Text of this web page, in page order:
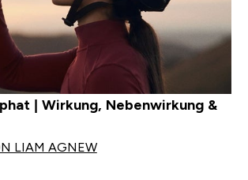
| Wirkung, Nebenwirkung &
LIAM AGNEW